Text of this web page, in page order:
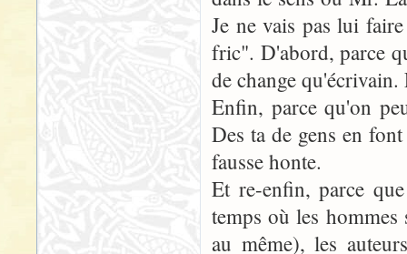
Je ne vais pas lui
fric". D'abord, parce
de change
Enfin, parce qu'on
Des ta de gens en
fausse honte.
Et re-enfin, parce
temps où les
au même), les